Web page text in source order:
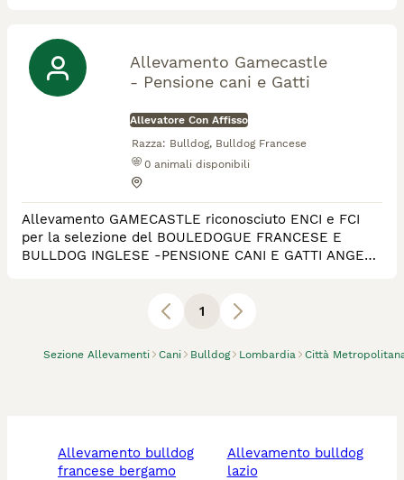
Sezione Allevamenti Cani Bulldog Lombardia Città
Allevamento Gamecastle
- Pensione cani e Gatti
Allevatore Con Affisso
Razza: Bulldog, Bulldog Francese
0 animali disponibili
Allevamento GAMECASTLE riconosciuto ENCI e FCI
per la selezione del BOULEDOGUE FRANCESE E
BULLDOG INGLESE -PENSIONE CANI E GATTI ANGERA
riproduttori per escludere patologie genetiche ai
1
allevamento bulldog
francese bergamo
allevamento bulldog
lazio